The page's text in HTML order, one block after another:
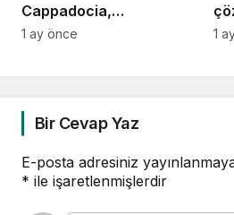
Cappadocia,
Autograph Collection
1 ay önce 1
Bir Cevap Yaz
E-posta adresiniz
* ile işaretlenmişlerdir